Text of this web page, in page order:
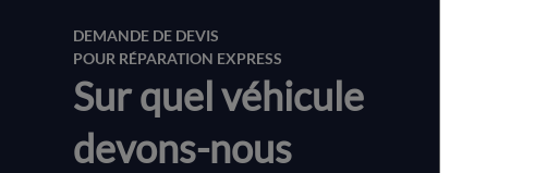
DEMANDE DE DEVIS
POUR RÉPARATION EXPRESS
Sur quel véhicule
devons-nous